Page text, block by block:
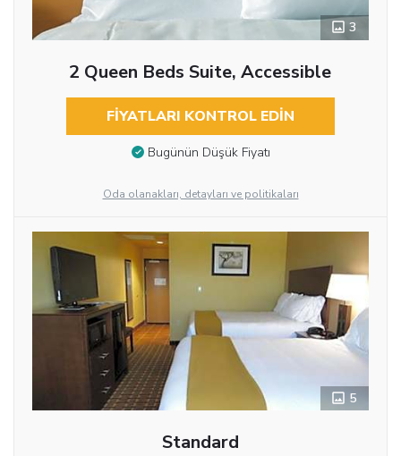
3
2 Queen Beds Suite, Accessible
FIYATLARI KONTROL EDIN
Bugünün Düşük Fiyatı
Oda olanakları, detayları ve politikaları
5
Standard